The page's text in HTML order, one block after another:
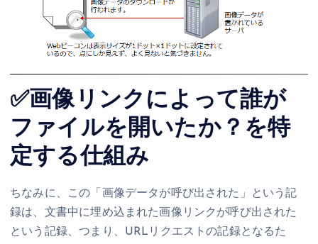
✅画像リンクによって誰が
ファイルを開いたか？を特
定する仕組み
ちなみに、この「画像データが呼び出された」という記
録は、文書中に埋め込まれた画像リンクが呼び出された
という記録、つまり、URLリクエストの記録となるた